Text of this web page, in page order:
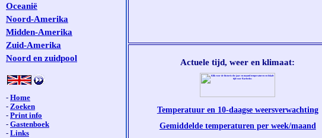
Actuele tijd, weer en klimaat:
Temperatuur en 10-daagse weersverwachting
Gemiddelde temperaturen per week/maand
Oceanië
Noord-Amerika
Midden-Amerika
Zuid-Amerika
Noord en zuidpool
- Home
- Zoeken
- Print info
- Gastenboek
- Links